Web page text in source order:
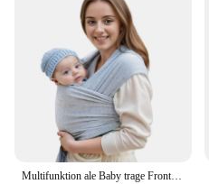
Multifunktion ale Baby trage Front Umarmung Stil Wrap Around Rucksack Säugling Reise zubehör Mutter Baby grenz überschreiten den Handel